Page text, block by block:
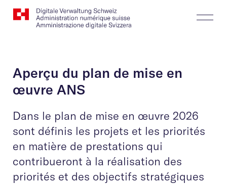
Website
Logo
Recherche
Aperçu du plan de mise en
œuvre ANS
Dans le plan de mise en œuvre 2026
sont définis les projets et les priorités
en matière de prestations qui
contribueront à la réalisation des
priorités et des objectifs stratégiques